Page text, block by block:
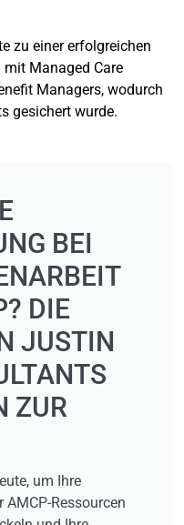
zu einer erfolgreichen
Managed Care
Managers, wodurch
gesichert wurde.
BEI
DIE
JUSTIN
ZUR
um Ihre
Ressourcen